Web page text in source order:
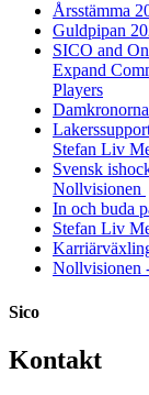
Årsstämma
Guldpipan
SICO and
Expand
Players
Stefan Liv
Svensk
Nollvisionen
In och buda
Stefan Liv
Nollvisionen
Sico
Kontakt